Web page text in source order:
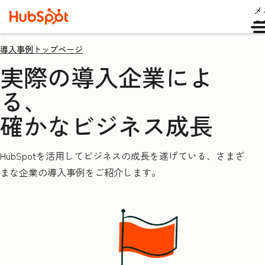
導入事例トップページ
実際の導入企業によ
る、
確かなビジネス成長
HubSpotを活用してビジネスの成長を遂げている、さまざ
まな企業の導入事例をご紹介します。